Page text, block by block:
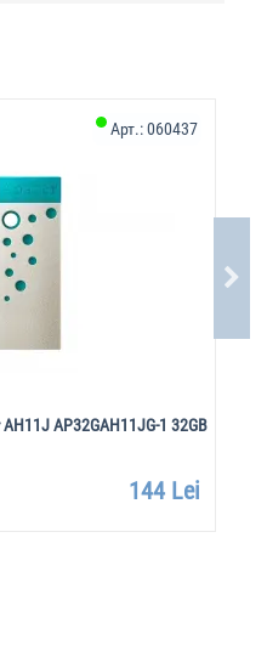
AP32GAH11JG-1 32GB
Арт.:060437
144 Lei